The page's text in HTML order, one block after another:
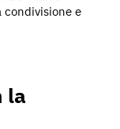
condivisione e
la